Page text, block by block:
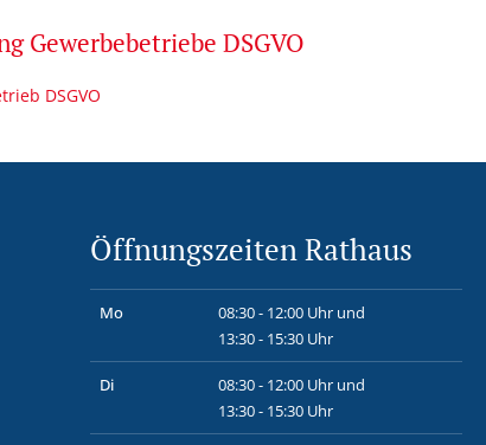
Gewerbebetriebe DSGVO
DSGVO
Öffnungszeiten Rathaus
Mo
08:30 - 12:00 Uhr und
13:30 - 15:30 Uhr
Di
08:30 - 12:00 Uhr und
13:30 - 15:30 Uhr